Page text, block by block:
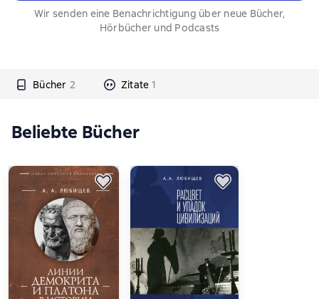
Wir senden eine Benachrichtigung über neue Bücher,
Hörbücher und Podcasts
Bücher 2 Zitate 1
Beliebte Bücher